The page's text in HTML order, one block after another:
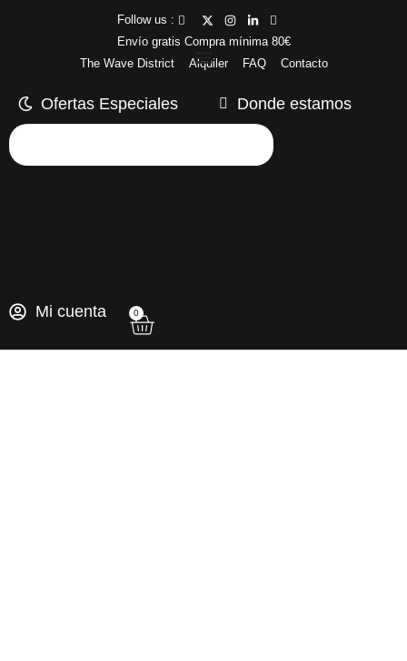
Follow us :
Envío gratis Compra mínima 80€
The Wave District
Alquiler FAQ Contacto
Ofertas Especiales Donde estamos
Mi cuenta 0